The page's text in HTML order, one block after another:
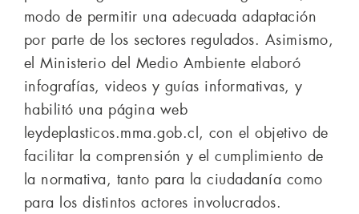
modo de permitir una adecuada adaptación
por parte de los sectores regulados. Asimismo,
el Ministerio del Medio Ambiente elaboró
infografías, videos y guías informativas, y
habilitó una página web
leydeplasticos.mma.gob.cl, con el objetivo de
facilitar la comprensión y el cumplimiento de
la normativa, tanto para la ciudadanía como
para los distintos actores involucrados.